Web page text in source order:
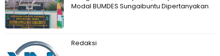
Modal BUMDES Sungaibuntu Dipertanyakan
Redaksi